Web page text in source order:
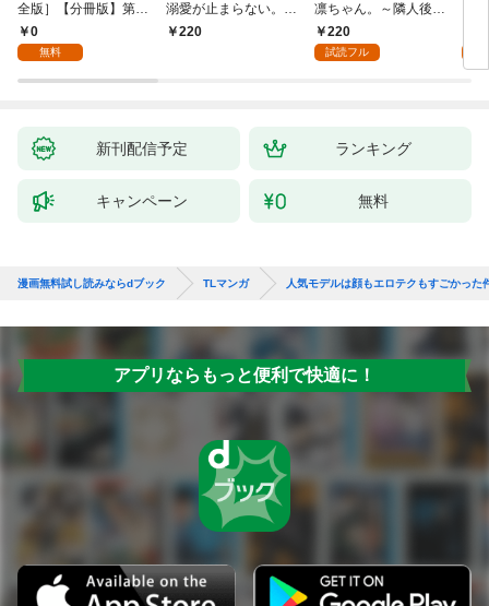
全版］【分冊版】第1
話0
無料
溺愛が止まらない。純
情で、健気で…絶倫！
220
凛ちゃん。～隣人後輩
くんのイキすぎた執着
にハメ堕とされる～(1)
220
試読フル
ま
～
新刊配信予定 ランキング
キャンペーン 無料
漫画無料試し読みならdブック TLマンガ 人気モデルは顔もエロテクもすごかった
アプリならもっと便利で快適に！